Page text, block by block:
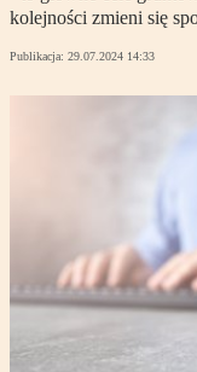
kolejności zmieni się
Publikacja: 29.07.2024 14:33